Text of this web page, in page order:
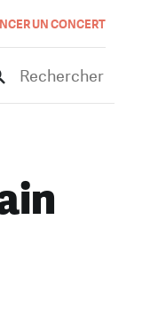
UN CONCERT
Rechercher